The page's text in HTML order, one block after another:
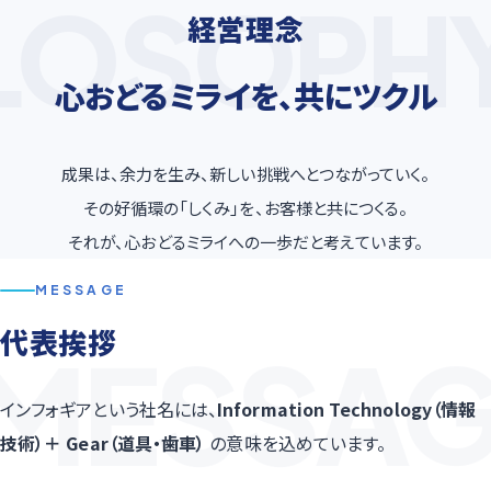
経営理念
心おどるミライを、共にツクル
成果は、余力を生み、新しい挑戦へとつながっていく。
その好循環の「しくみ」を、お客様と共につくる。
それが、心おどるミライへの一歩だと考えています。
MESSAGE
代表挨拶
インフォギアという社名には、Information Technology（情報
技術）＋ Gear（道具・歯車） の意味を込めています。